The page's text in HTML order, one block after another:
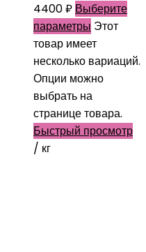
4400₽ Выберите
параметры Этот
товар имеет
несколько вариаций.
Опции можно
выбрать на
странице товара.
Быстрый просмотр
/ кг